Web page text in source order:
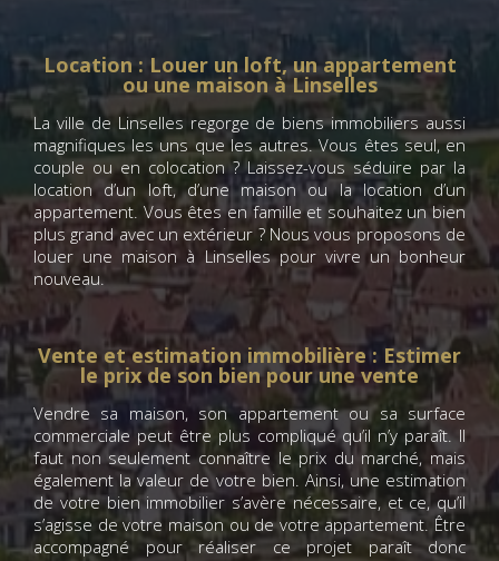
Location : Louer un loft, un appartement
ou une maison à Linselles
La ville de Linselles regorge de biens immobiliers aussi
magnifiques les uns que les autres. Vous êtes seul, en
couple ou en colocation ? Laissez-vous séduire par la
location d’un loft, d’une maison ou la location d’un
appartement. Vous êtes en famille et souhaitez un bien
plus grand avec un extérieur ? Nous vous proposons de
louer une maison à Linselles pour vivre un bonheur
nouveau.
Vente et estimation immobilière : Estimer
le prix de son bien pour une vente
Vendre sa maison, son appartement ou sa surface
commerciale peut être plus compliqué qu’il n’y paraît. Il
faut non seulement connaître le prix du marché, mais
également la valeur de votre bien. Ainsi, une estimation
de votre bien immobilier s’avère nécessaire, et ce, qu’il
s’agisse de votre maison ou de votre appartement. Être
accompagné pour réaliser ce projet paraît donc